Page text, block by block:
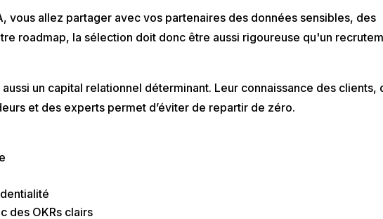
vous allez partager avec vos partenaires des données sensibles, des
roadmap, la sélection doit donc être aussi rigoureuse qu'un
un capital relationnel déterminant. Leur connaissance des clients,
et des experts permet d’éviter de repartir de zéro.
des OKRs clairs